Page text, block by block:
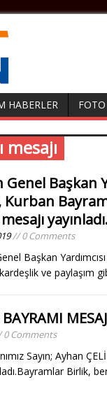
HABERLER
Genel Başkan
Kurban
// 0 Comments
Başkan
ve paylaşım
Comments
Sayın; Ayhan
Birlik,